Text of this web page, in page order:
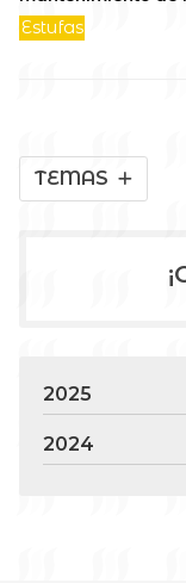
TEMAS
estufa
Estufas
2025
2024